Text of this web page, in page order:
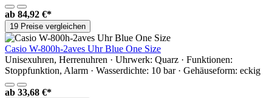
ab 84,92 €*
19 Preise vergleichen
Casio W-800h-2aves Uhr Blue One Size
Unisexuhren, Herrenuhren · Uhrwerk: Quarz · Funktionen:
Stoppfunktion, Alarm · Wasserdichte: 10 bar · Gehäuseform: eckig
ab 33,68 €*